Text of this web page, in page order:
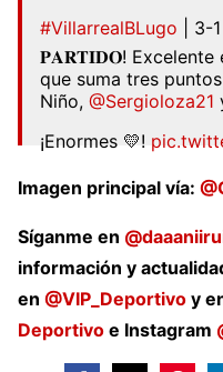
#VillarrealBLugo | 3-
𝐏𝐀𝐑𝐓𝐈𝐃𝐎! Excelente
que suma tres
Niño, @Sergioloza21
¡Enormes 💛!
— Cantera Grogueta
September 17, 2022
Imagen principal vía:
Síganme en
información y
en @VIP_Deportivo y
Deportivo e Instagram